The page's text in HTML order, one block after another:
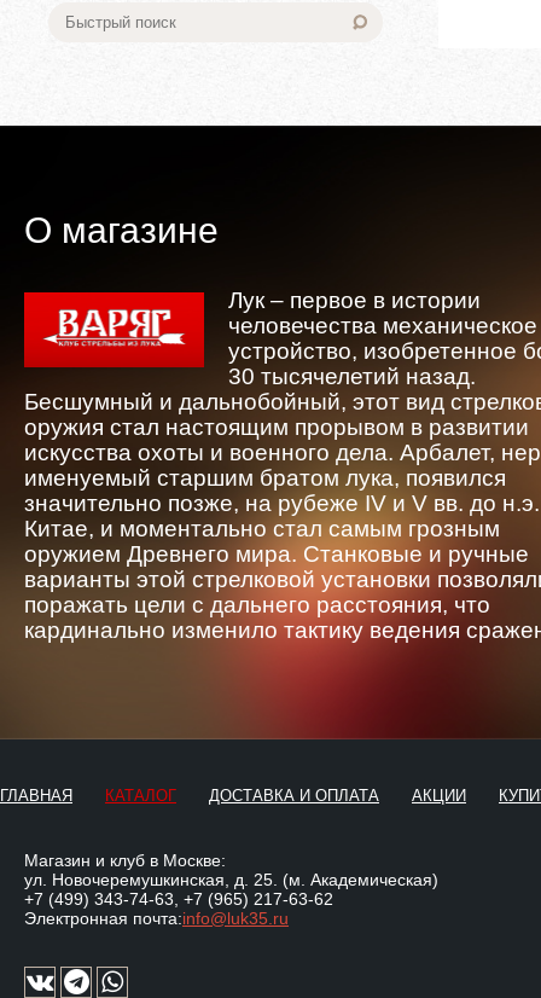
О магазине
Лук – первое в истории
человечества механическое
устройство, изобретенное
30 тысячелетий назад.
Бесшумный и дальнобойный, этот вид
оружия стал настоящим прорывом в развитии
искусства охоты и военного дела. Арбалет,
именуемый старшим братом лука, появился
значительно позже, на рубеже IV и V вв. до
Китае, и моментально стал самым грозным
оружием Древнего мира. Станковые и ручные
варианты этой стрелковой установки
поражать цели с дальнего расстояния, что
кардинально изменило тактику ведения
ГЛАВНАЯ КАТАЛОГ ДОСТАВКА И ОПЛАТА АКЦИИ
Магазин и клуб в Москве:
ул. Новочеремушкинская, д. 25. (м. Академическая)
+7 (499) 343-74-63 +7 (965) 217-63-62
Электронная почта:info@luk35.ru